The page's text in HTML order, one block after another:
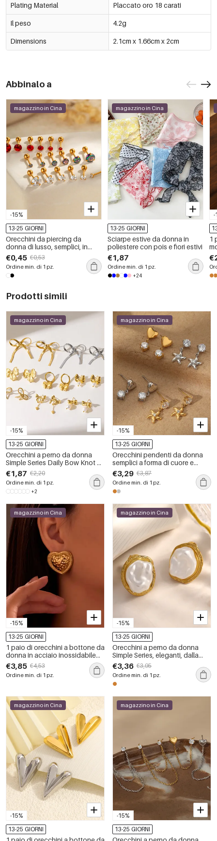
Plating Material Placcato oro 18 carati
Il peso 4.2g
Dimensions 2.1cm x 1.66cm x 2cm
Abbinalo a
-15%
magazzino in Cina
13-25 GIORNI
Orecchini da piercing da
donna di lusso, semplici, in
acciaio inossidabile color oro,
impermeabili, con zirconi e
forma geometrica semplice.
€0,45 €0,53
Ordine min. di 1 pz.
magazzino in Cina
13-25 GIORNI
Sciarpe estive da donna in
poliestere con pois e fiori estivi
€1,87
Ordine min. di 1 pz.
+24
-
1
Prodotti simili
-15%
magazzino in Cina
13-25 GIORNI
Orecchini a perno da donna
Simple Series Daily Bow Knot a
forma geometrica in acciaio
inossidabile, impermeabili.
€1,87 €2,20
Ordine min. di 1 pz.
+2
-15%
magazzino in Cina
13-25 GIORNI
Orecchini pendenti da donna
semplici a forma di cuore e
stella, in acciaio inossidabile
color oro impermeabile, con
zirconi.
€3,29 €3,87
Ordine min. di 1 pz.
-15%
magazzino in Cina
13-25 GIORNI
1 paio di orecchini a bottone da
donna in acciaio inossidabile
impermeabile con cuore
semplice della serie Simple
€3,85 €4,53
Ordine min. di 1 pz.
-15%
magazzino in Cina
13-25 GIORNI
Orecchini a perno da donna
Simple Series, eleganti, dalla
forma irregolare, in acciaio
inossidabile, impermeabili.
€3,36 €3,95
Ordine min. di 1 pz.
-15%
magazzino in Cina
13-25 GIORNI
-15%
magazzino in Cina
13-25 GIORNI